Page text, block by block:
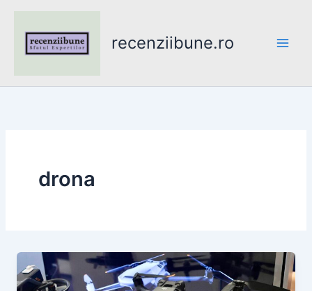
content
recenziibune.ro
drona